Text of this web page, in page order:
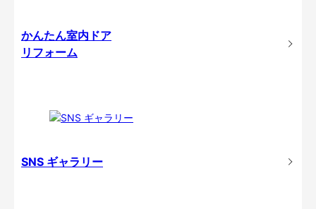
かんたん室内ドア
リフォーム
SNS ギャラリー